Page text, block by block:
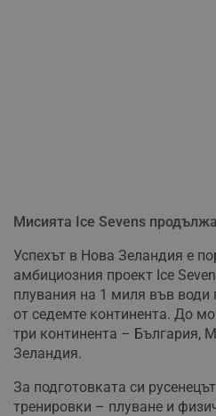
Мисията Ice Sevens
Успехът в Нова Зеландия е
амбициозния проект Ice
плувания на 1 миля във води
от седемте континента. До
три континента – България,
Зеландия.
За подготовката си
тренировки – плуване и